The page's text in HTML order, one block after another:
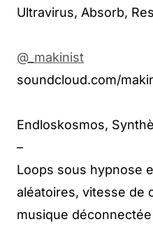
Ultravirus, Absorb,
@_makinist
soundcloud.com/
Endloskosmos,
–
Loops sous hypnose
aléatoires, vitesse de
musique